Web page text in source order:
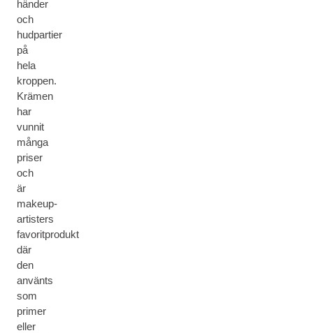
händer
och
hudpartier
på
hela
kroppen.
Krämen
har
vunnit
många
priser
och
är
makeup-
artisters
favoritprodukt
där
den
använts
som
primer
eller